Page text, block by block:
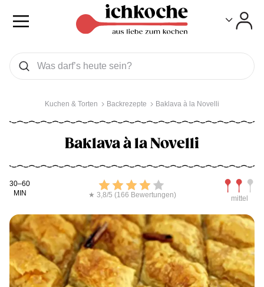
Was wollen Sie suchen
Suchen
Kuchen & Torten Backrezepte Baklava à la Novelli
Baklava à la Novelli
Kochdauer
30–60
MIN
Bewerten
★ 3,8/5 (166 Bewertungen) mittel